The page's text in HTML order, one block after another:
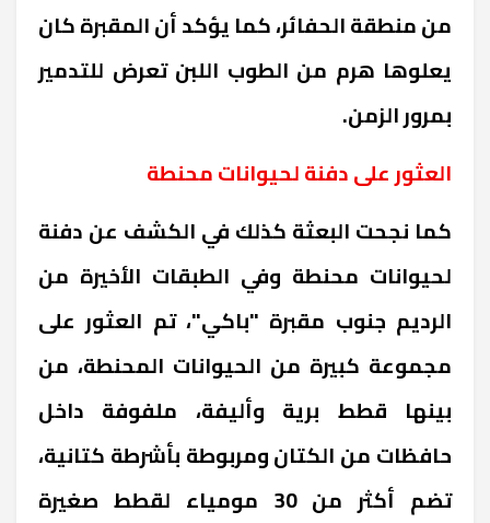
من منطقة الحفائر، كما يؤكد أن المقبرة كان
يعلوها هرم من الطوب اللبن تعرض للتدمير
بمرور الزمن.
العثور على دفنة لحيوانات محنطة
كما نجحت البعثة كذلك في الكشف عن دفنة
لحيوانات محنطة وفي الطبقات الأخيرة من
الرديم جنوب مقبرة "باكي"، تم العثور على
مجموعة كبيرة من الحيوانات المحنطة، من
بينها قطط برية وأليفة، ملفوفة داخل
حافظات من الكتان ومربوطة بأشرطة كتانية،
تضم أكثر من 30 مومياء لقطط صغيرة